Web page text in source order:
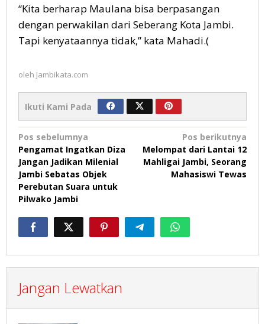
“Kita berharap Maulana bisa berpasangan
dengan perwakilan dari Seberang Kota Jambi.
Tapi kenyataannya tidak,” kata Mahadi.(
oleh Jambikata.com
Ikuti Kami Pada
Navigasi
pos
Pos sebelumnya
Pengamat Ingatkan Diza
Jangan Jadikan Milenial
Jambi Sebatas Objek
Perebutan Suara untuk
Pilwako Jambi
Pos berikutnya
Melompat dari Lantai 12
Mahligai Jambi, Seorang
Mahasiswi Tewas
Jangan Lewatkan